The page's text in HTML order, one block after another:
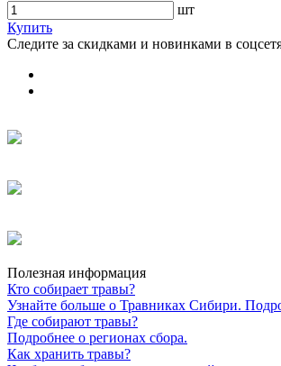
шт
Купить
Следите за скидками и новинками в
Полезная информация
Кто собирает травы?
Узнайте больше о Травниках Сибири.
Где собирают травы?
Подробнее о регионах сбора.
Как хранить травы?